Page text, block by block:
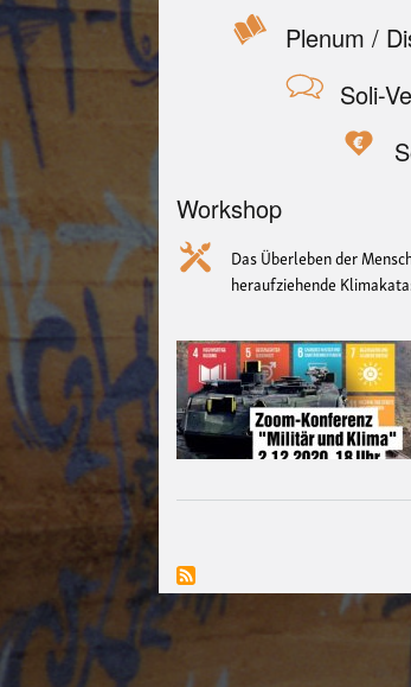
Plenum /
Soli-
Workshop
Das Überleben der
heraufziehende